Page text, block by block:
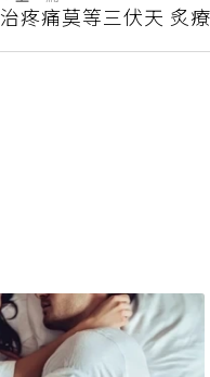
上一篇
治疼痛莫等三伏天 炙